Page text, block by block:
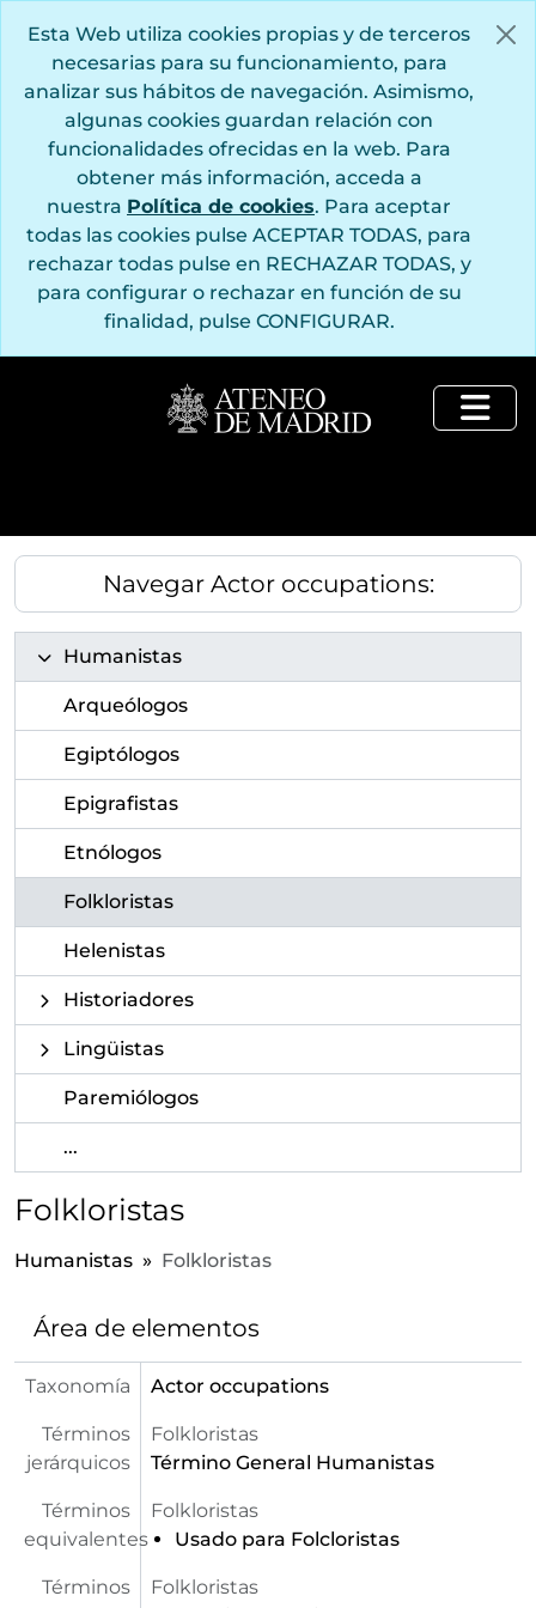
Esta Web utiliza cookies propias y de terceros
necesarias para su funcionamiento, para
analizar sus hábitos de navegación. Asimismo,
algunas cookies guardan relación con
funcionalidades ofrecidas en la web. Para
obtener más información, acceda a
nuestra Política de cookies. Para aceptar
todas las cookies pulse ACEPTAR TODAS, para
rechazar todas pulse en RECHAZAR TODAS, y
para configurar o rechazar en función de su
finalidad, pulse CONFIGURAR.
Navegar Actor occupations:
Humanistas
Arqueólogos
Egiptólogos
Epigrafistas
Etnólogos
Folkloristas
Helenistas
Historiadores
Lingüistas
Paremiólogos
...
Folkloristas
Humanistas Folkloristas
Área de elementos
Taxonomía Actor occupations
Términos
jerárquicos
Folkloristas
Término General Humanistas
Términos
equivalentes
Folkloristas
Usado para Folcloristas
Términos
Folkloristas